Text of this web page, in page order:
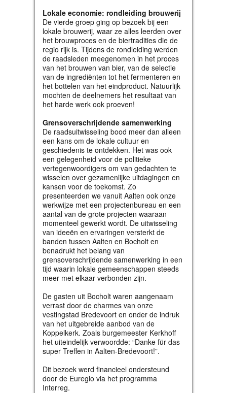
Lokale economie: rondleiding brouwerij
De vierde groep ging op bezoek bij een
lokale brouwerij, waar ze alles leerden over
het brouwproces en de biertradities die de
regio rijk is. Tijdens de rondleiding werden
de raadsleden meegenomen in het proces
van het brouwen van bier, van de selectie
van de ingrediënten tot het fermenteren en
het bottelen van het eindproduct. Natuurlijk
mochten de deelnemers het resultaat van
het harde werk ook proeven!
Grensoverschrijdende samenwerking
De raadsuitwisseling bood meer dan alleen
een kans om de lokale cultuur en
geschiedenis te ontdekken. Het was ook
een gelegenheid voor de politieke
vertegenwoordigers om van gedachten te
wisselen over gezamenlijke uitdagingen en
kansen voor de toekomst. Zo
presenteerden we vanuit Aalten ook onze
werkwijze met een projectenbureau en een
aantal van de grote projecten waaraan
momenteel gewerkt wordt. De uitwisseling
van ideeën en ervaringen versterkt de
banden tussen Aalten en Bocholt en
benadrukt het belang van
grensoverschrijdende samenwerking in een
tijd waarin lokale gemeenschappen steeds
meer met elkaar verbonden zijn.
De gasten uit Bocholt waren aangenaam
verrast door de charmes van onze
vestingstad Bredevoort en onder de indruk
van het uitgebreide aanbod van de
Koppelkerk. Zoals burgemeester Kerkhoff
het uiteindelijk verwoordde: “Danke für das
super Treffen in Aalten-Bredevoort!”.
Dit bezoek werd financieel ondersteund
door de Euregio via het programma
Interreg.